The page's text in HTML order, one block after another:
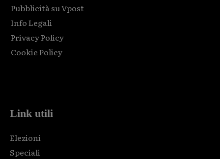
Pubblicità su Vpost
Info Legali
Privacy Policy
Cookie Policy
Link utili
Elezioni
Speciali